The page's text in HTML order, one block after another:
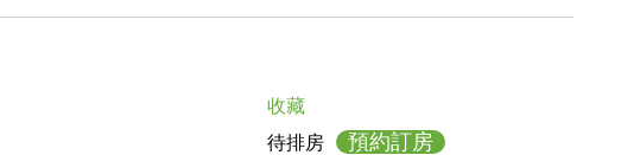
收藏
待排房
預約訂房